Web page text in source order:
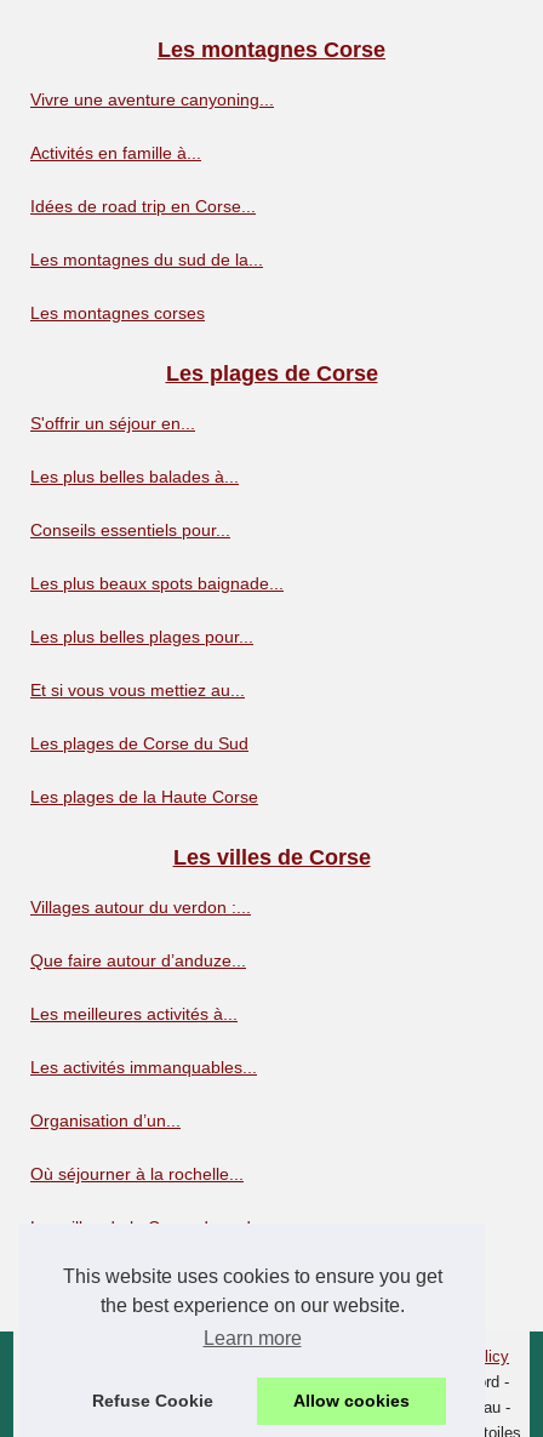
This website uses cookies to ensure you get
the best experience on our website.
Learn more
Refuse Cookie Allow cookies
Les montagnes Corse
Vivre une aventure canyoning...
Activités en famille à...
Idées de road trip en Corse...
Les montagnes du sud de la...
Les montagnes corses
Les plages de Corse
S'offrir un séjour en...
Les plus belles balades à...
Conseils essentiels pour...
Les plus beaux spots baignade...
Les plus belles plages pour...
Et si vous vous mettiez au...
Les plages de Corse du Sud
Les plages de la Haute Corse
Les villes de Corse
Villages autour du verdon :...
Que faire autour d’anduze...
Les meilleures activités à...
Les activités immanquables...
Organisation d’un...
Où séjourner à la rochelle...
Les villes de la Corse du sud
Villes de Haute Corse
Cookies Policy
Camping Corse - Camping Corse du Sud - Camping Corse du nord -
Camping Corse bord de mer - Camping Corse les Pieds dans l'Eau -
Camping 4 étoiles Corse - Camping 3 étoiles Corse - Camping 5 étoiles